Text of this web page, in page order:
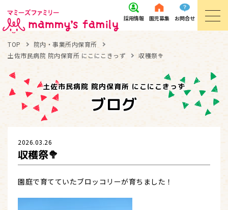
採用情報 園児募集 お問合せ
TOP
院内・事業所内保育所
土佐市民病院 院内保育所 にこにこきっず
収穫祭🥦
土佐市民病院 院内保育所 にこにこきっず
ブログ
2026.03.26
収穫祭🥦
園庭で育てていたブロッコリーが育ちました！